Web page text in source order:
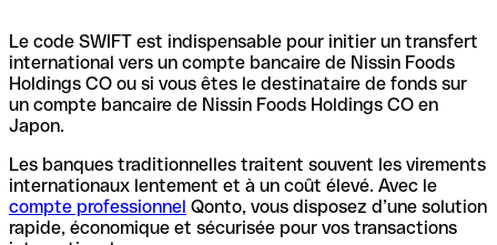
Le code SWIFT est indispensable pour initier un transfert
international vers un compte bancaire de Nissin Foods
Holdings CO ou si vous êtes le destinataire de fonds sur
un compte bancaire de Nissin Foods Holdings CO en
Japon.
Les banques traditionnelles traitent souvent les virements
internationaux lentement et à un coût élevé. Avec le
compte professionnel Qonto, vous disposez d’une solution
rapide, économique et sécurisée pour vos transactions